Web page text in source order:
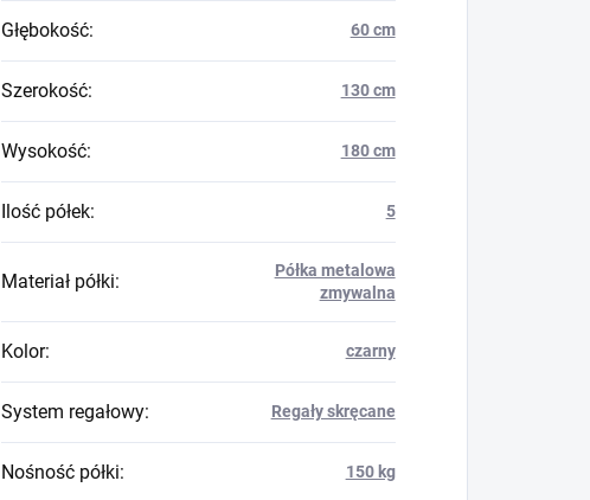
Głębokość: 60 cm
Szerokość: 130 cm
Wysokość: 180 cm
Ilość półek: 5
Materiał półki:
Półka metalowa
zmywalna
Kolor: czarny
System regałowy: Regały skręcane
Nośność półki: 150 kg